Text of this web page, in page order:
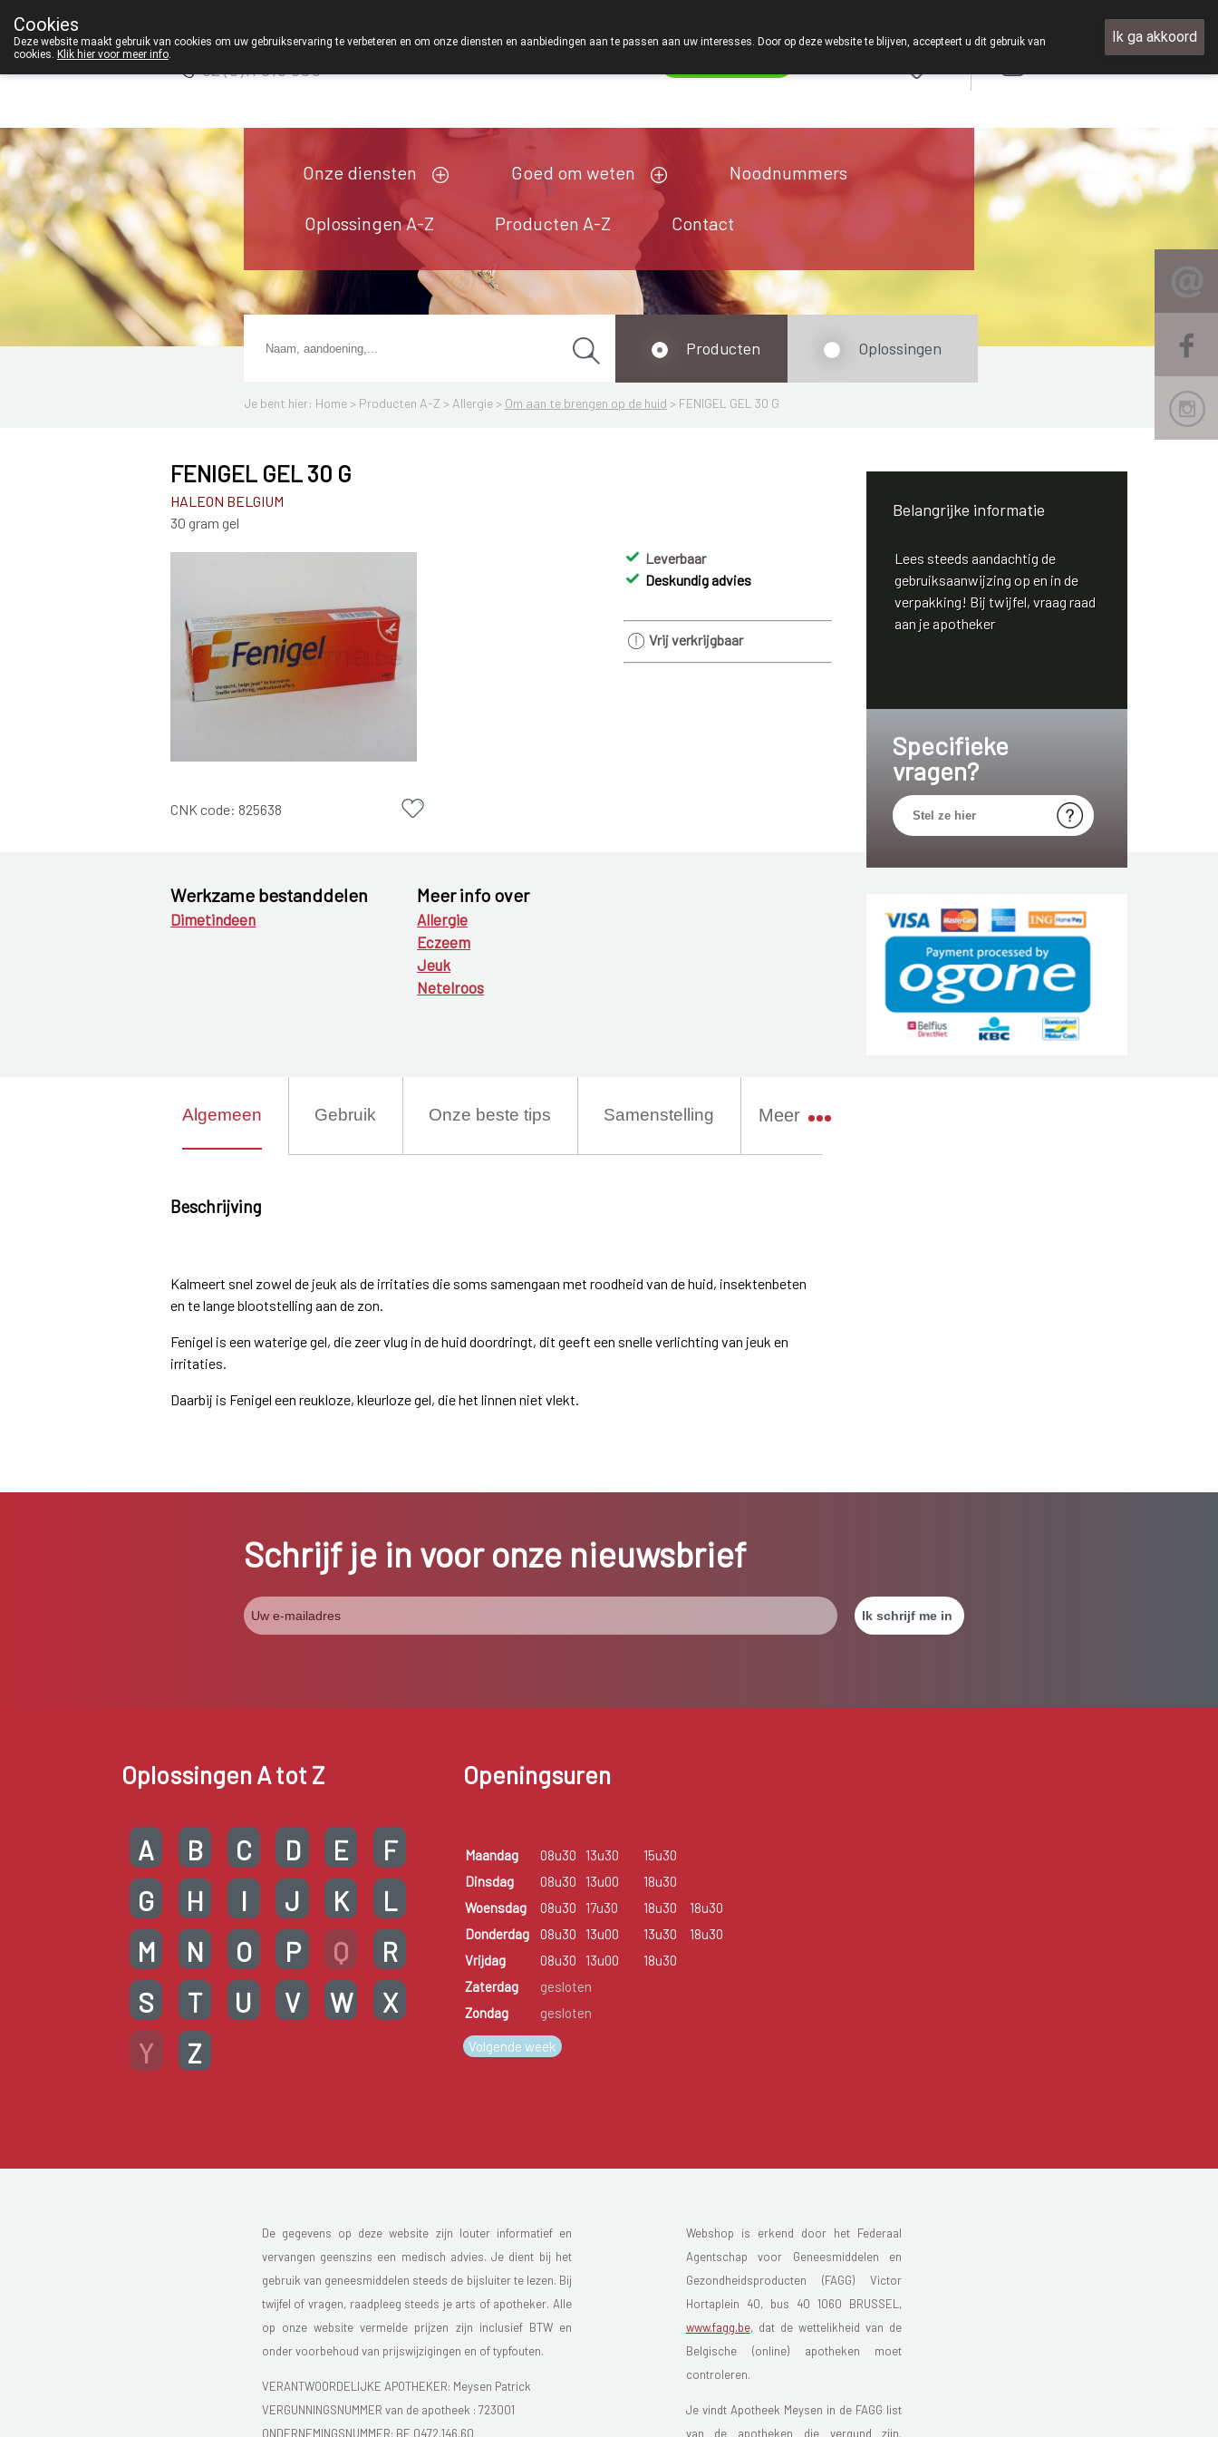
Apotheek TEST
+32 (0)11 610 300
Onze diensten Goed om weten Noodnummers
Oplossingen A-Z Producten A-Z Contact
Je bent hier: Home > Producten A-Z > Allergie> Om aan te brengen op de huid > FENIGEL GEL 30 G
Producten Oplossingen
FENIGEL GEL 30 G
HALEON BELGIUM
30 gram gel
CNK code: 825638
Leverbaar
Deskundig advies
Vrij verkrijgbaar
Belangrijke informatie
Lees steeds aandachtig de
gebruiksaanwijzing op en in de
verpakking! Bij twijfel, vraag raad
aan je apotheker
Specifieke
vragen?
Werkzame bestanddelen
Dimetindeen
Meer info over
Allergie
Eczeem
Jeuk
Netelroos
Algemeen Gebruik Onze beste tips Samenstelling Meer
Beschrijving
Kalmeert snel zowel de jeuk als de irritaties die soms samengaan met roodheid van de huid, insektenbeten
en te lange blootstelling aan de zon.
Fenigel is een waterige gel, die zeer vlug in de huid doordringt, dit geeft een snelle verlichting van jeuk en
irritaties.
Daarbij is Fenigel een reukloze, kleurloze gel, die het linnen niet vlekt.
Schrijf je in voor onze nieuwsbrief
Oplossingen A tot Z
A B C D E
F
G
H I J K
L
M
N O P Q
R
S
T U V W
X
Y
Z
Openingsuren
Maandag 08u30 13u30
15u30
Dinsdag
08u30 13u00
18u30
Woensdag
08u30 17u30 18u30
18u30
Donderdag
08u30 13u00 13u30
18u30
Vrijdag
08u30 13u00
18u30
Zaterdag
gesloten
Zondag
gesloten
Volgende week
De gegevens op deze website zijn louter informatief en
vervangen geenszins een medisch advies. Je dient bij het
gebruik van geneesmiddelen steeds de bijsluiter te lezen. Bij
twijfel of vragen, raadpleeg steeds je arts of apotheker. Alle
op onze website vermelde prijzen zijn inclusief BTW en
onder voorbehoud van prijswijzigingen en of typfouten.
VERANTWOORDELIJKE APOTHEKER: Meysen Patrick
VERGUNNINGSNUMMER van de apotheek : 723001
ONDERNEMINGSNUMMER: BE 0472.146.60
Webshop is erkend door het Federaal
Agentschap voor Geneesmiddelen en
Gezondheidsproducten (FAGG) Victor
Hortaplein 40, bus 40 1060 BRUSSEL,
www.fagg.be, dat de wettelikheid van de
Belgische (online) apotheken moet
controleren.
Je vindt Apotheek Meysen in de FAGG list
van de apotheken die vergund zijn.
Cookies
Deze website maakt gebruik van cookies om uw gebruikservaring te verbeteren en om onze diensten en aanbiedingen aan te passen aan uw interesses. Door op deze website te blijven, accepteert u dit gebruik van
cookies. Klik hier voor meer info.
Ik ga akkoord